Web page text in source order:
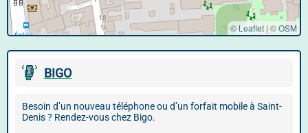
© Leaflet |©OSM
BIGO
Besoin d’un nouveau téléphone ou d’un forfait mobile à Saint-
Denis ? Rendez-vous chez Bigo.